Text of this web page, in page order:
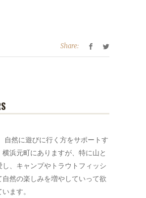
Share:
自然に遊びに行く方をサポートす
横浜元町にありますが、特に山と
し、キャンプやトラウトフィッシ
自然の楽しみを増やしていって欲
ます。